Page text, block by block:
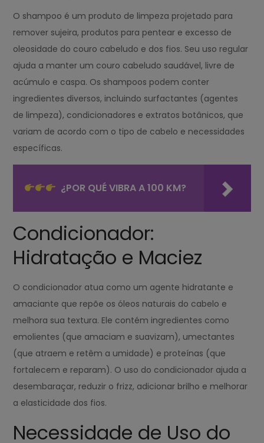
O shampoo é um produto de limpeza projetado para
remover sujeira, produtos para pentear e excesso de
oleosidade do couro cabeludo e dos fios. Seu uso regular
ajuda a manter um couro cabeludo saudável, livre de
acúmulo e caspa. Os shampoos podem conter
ingredientes diversos, incluindo surfactantes (agentes
de limpeza), condicionadores e extratos botânicos, que
variam de acordo com o tipo de cabelo e necessidades
específicas.
¿POR QUÉ VIBRA A 100 KM?
Condicionador:
Hidratação e Maciez
O condicionador atua como um agente hidratante e
amaciante que repõe os óleos naturais do cabelo e
melhora sua textura. Ele contém ingredientes como
emolientes (que amaciam e suavizam), umectantes
(que atraem e retêm a umidade) e proteínas (que
fortalecem e reparam). O uso do condicionador ajuda a
desembaraçar, reduzir o frizz, adicionar brilho e melhorar
a elasticidade dos fios.
Necessidade de Uso do